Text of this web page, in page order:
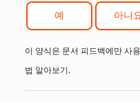
예 아니
이 양식은 문서 피드백에만 사
법 알아보기.